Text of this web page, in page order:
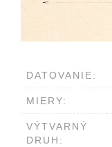
DATOVANIE:
MIERY:
VÝTVARNÝ
DRUH: